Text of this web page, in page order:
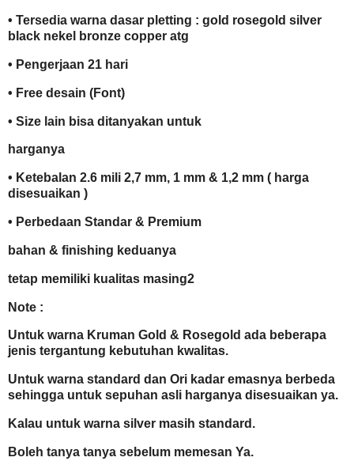
• Tersedia warna dasar pletting : gold rosegold silver
black nekel bronze copper atg
• Pengerjaan 21 hari
• Free desain (Font)
• Size lain bisa ditanyakan untuk
harganya
• Ketebalan 2.6 mili 2,7 mm, 1 mm & 1,2 mm ( harga
disesuaikan )
• Perbedaan Standar & Premium
bahan & finishing keduanya
tetap memiliki kualitas masing2
Note :
Untuk warna Kruman Gold & Rosegold ada beberapa
jenis tergantung kebutuhan kwalitas.
Untuk warna standard dan Ori kadar emasnya berbeda
sehingga untuk sepuhan asli harganya disesuaikan ya.
Kalau untuk warna silver masih standard.
Boleh tanya tanya sebelum memesan Ya.